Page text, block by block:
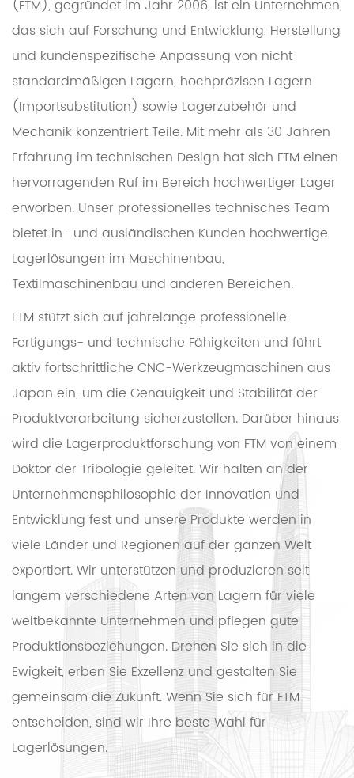
(FTM), gegründet im Jahr 2006, ist ein Unternehmen,
das sich auf Forschung und Entwicklung, Herstellung
und kundenspezifische Anpassung von nicht
standardmäßigen Lagern, hochpräzisen Lagern
(Importsubstitution) sowie Lagerzubehör und
Mechanik konzentriert Teile. Mit mehr als 30 Jahren
Erfahrung im technischen Design hat sich FTM einen
hervorragenden Ruf im Bereich hochwertiger Lager
erworben. Unser professionelles technisches Team
bietet in- und ausländischen Kunden hochwertige
Lagerlösungen im Maschinenbau,
Textilmaschinenbau und anderen Bereichen.
FTM stützt sich auf jahrelange professionelle
Fertigungs- und technische Fähigkeiten und führt
aktiv fortschrittliche CNC-Werkzeugmaschinen aus
Japan ein, um die Genauigkeit und Stabilität der
Produktverarbeitung sicherzustellen. Darüber hinaus
wird die Lagerproduktforschung von FTM von einem
Doktor der Tribologie geleitet. Wir halten an der
Unternehmensphilosophie der Innovation und
Entwicklung fest und unsere Produkte werden in
viele Länder und Regionen auf der ganzen Welt
exportiert. Wir unterstützen und produzieren seit
langem verschiedene Arten von Lagern für viele
weltbekannte Unternehmen und pflegen gute
Produktionsbeziehungen. Drehen Sie sich in die
Ewigkeit, erben Sie Exzellenz und gestalten Sie
gemeinsam die Zukunft. Wenn Sie sich für FTM
entscheiden, sind wir Ihre beste Wahl für
Lagerlösungen.